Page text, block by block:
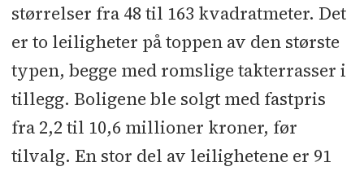
størrelser fra 48 til 163 kvadratmeter. Det
er to leiligheter på toppen av den største
typen, begge med romslige takterrasser i
tillegg. Boligene ble solgt med fastpris
fra 2,2 til 10,6 millioner kroner, før
tilvalg. En stor del av leilighetene er 91